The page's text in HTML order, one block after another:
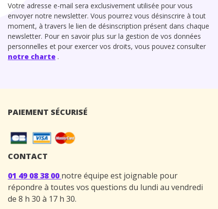
Votre adresse e-mail sera exclusivement utilisée pour vous
envoyer notre newsletter. Vous pourrez vous désinscrire à tout
moment, à travers le lien de désinscription présent dans chaque
newsletter. Pour en savoir plus sur la gestion de vos données
personnelles et pour exercer vos droits, vous pouvez consulter
notre charte .
PAIEMENT SÉCURISÉ
CONTACT
01 49 08 38 00 notre équipe est joignable pour
répondre à toutes vos questions du lundi au vendredi
de 8 h 30 à 17 h 30.